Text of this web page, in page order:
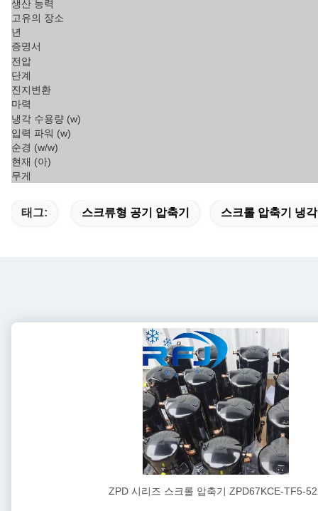
생산 능력
고유의 장소
년
증명서
전압
단계
진지변환
마력
냉각 수용량 (w)
입력 파워 (w)
순경 (w/w)
현재 (아)
무게
태그: 스크류형 공기 압축기 스크롤 압축기 냉각
ZPD 시리즈 스크롤 압축기 ZPD67KCE-TF5-